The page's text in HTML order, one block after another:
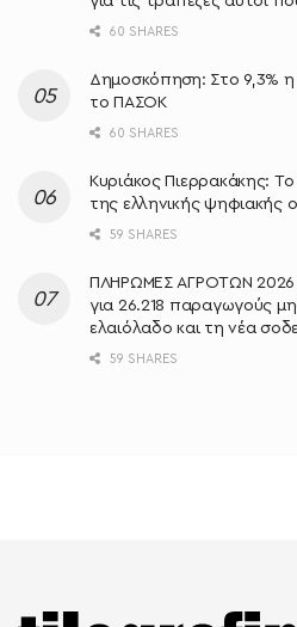
60 SHARES
Δημοσκόπηση: Στο 9,3%
το ΠΑΣΟΚ
60 SHARES
Κυριάκος Πιερρακάκης: Το
της ελληνικής ψηφιακής
59 SHARES
ΠΛΗΡΩΜΕΣ ΑΓΡΟΤΩΝ 2026
για 26.218 παραγωγούς
ελαιόλαδο και τη νέα
59 SHARES